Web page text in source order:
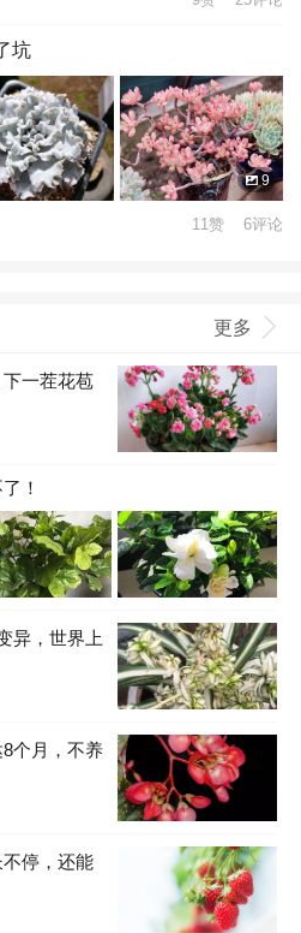
坑
9
11赞 6评论
更多
一茬花苞
！
异，世界上
个月，不养
停，还能